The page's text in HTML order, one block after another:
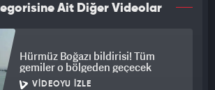
Ait Diğer Videolar
Hürmüz Boğazı bildirisi! Tüm
gemiler o bölgeden geçecek
VIDEOYU İZLE